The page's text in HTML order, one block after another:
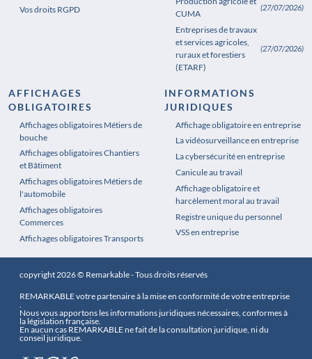
Vos droits RGPD
CUMA
(27/07/2026)
Entreprises de travaux
et services agricoles,
ruraux et forestiers
(ETARF)
(27/07/2026)
AFFICHAGES
OBLIGATOIRES
Affichages obligatoires Métiers de
bouche
Affichages obligatoires Chantiers
et Bâtiment
Affichages obligatoires Métiers de
l'automobile
Affichages obligatoires
Commerces
Affichages obligatoires Transports
Affichages obligatoires Pharmacie
INFORMATIONS
JURIDIQUES
Affichage obligatoire en entreprise
La vidéosurveillance en entreprise
La cybersécurité en entreprise
Canicule au travail
Affichage obligatoire et
harcèlement moral au travail
Registre unique du personnel
VSS en entreprise
copyright 2026 © Remarkable - Tous droits réservés
REMARKABLE votre partenaire à la mise en conformité de votre entreprise
.
Nous vous apportons les informations juridiques nécessaires, conformes à
la législation française.
En aucun cas REMARKABLE ne fait de la consultation juridique, ni du
conseil juridique.